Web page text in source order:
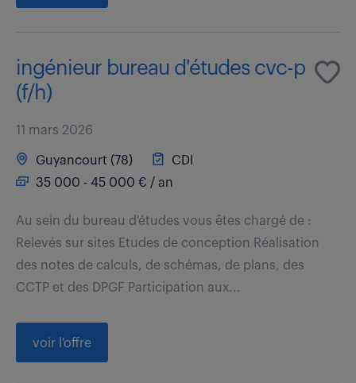
ingénieur bureau d'études cvc-p
(f/h)
11 mars 2026
Guyancourt (78)
CDI
35 000 - 45 000 € / an
Au sein du bureau d'études vous êtes chargé de :
Relevés sur sites Etudes de conception Réalisation
des notes de calculs, de schémas, de plans, des
CCTP et des DPGF Participation aux...
voir l'offre